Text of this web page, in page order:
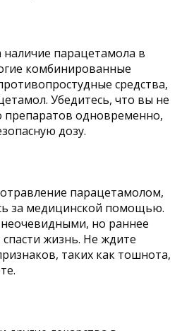
парацетамола в
комбинированные
средства,
Убедитесь, что вы не
препаратов одновременно,
дозу.
парацетамолом,
за медицинской помощью.
но раннее
жизнь. Не ждите
таких как тошнота,